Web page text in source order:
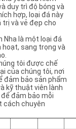
duy trì độ bóng và
hợp, loại đá này
và vẻ đẹp cho
Nha là một loại đá
sang trọng và
tôi được chế
của chúng tôi, nơi
đảm bảo sản phẩm
kỹ thuật viên lành
đảm bảo mỗi
cách chuyên